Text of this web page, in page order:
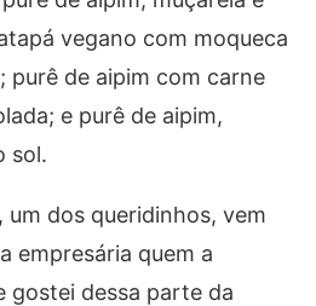
vegano com moqueca
purê de aipim com carne
e purê de aipim,
sol.
um dos queridinhos, vem
empresária quem a
gostei dessa parte da